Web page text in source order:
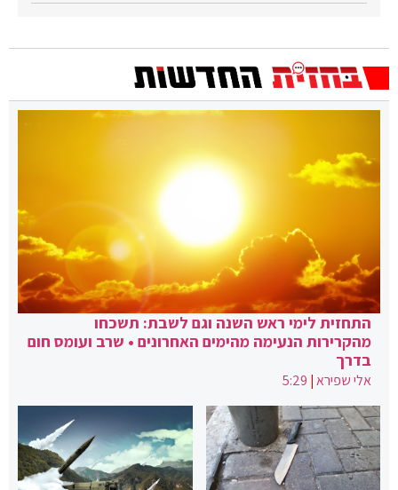
התחזית לימי ראש השנה וגם לשבת: תשכחו
מהקרירות הנעימה מהימים האחרונים • שרב ועומס חום
בדרך
אלי שפירא|
5:29